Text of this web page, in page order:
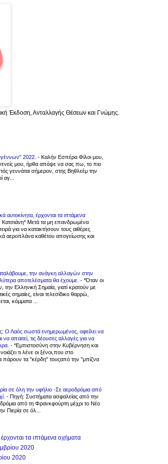
Έκδοση, Ανταλλαγής Θέσεων και Γνώμης.
2022. - Καλήν Εσπέρα Φίλοι μου,
μου, ήρθα απόψε να σας πω, το πιο
γεννάται σήμερον, στης Βηθλεέμ την
αγ...
αυτοκίνητα, έρχονται τα ιπτάμενα
Κατσιάνη* Μετά τα μη επανδρωμένα
για να κατακτήσουν τους αιθέρες
αεροπλάνα καθέτου απογείωσης και
την ανάγκη αλλαγών στην
αποτελέσματα θα έχουμε. - *Όταν οι
την Ελληνική Σημαία, γιατί κρατούν με
σημαίες, είναι τελεσίδικο θαρρώ,
κόμματα ...
Ο Λαός σωστά ενημερωμένος, οφείλει να
να απαιτεί, τις δέουσες αλλαγές για να
- *Εμπιστοσύνη στην Κυβέρνηση και
τι λένε οι ξένοι,που στο
πάρουν τα "κέρδη" τουςαπό την "μπίζνα
σε όλη την υφήλιο -Σε αεροδρόμια από
- Πηγή: Συστήματα ασφαλείας από την
από τη Φρανκφούρτη μέχρι το Νέο
Πιερία σε όλ...
τα ιπτάμενα οχήματα
2020
2020